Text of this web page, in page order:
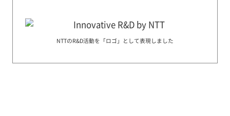
NTTのR&D活動を「ロゴ」として表現しました